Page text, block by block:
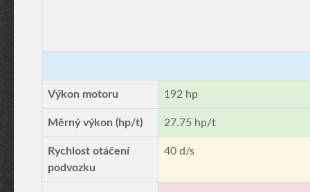
Výkon motoru 192 hp
Měrný výkon (hp/t) 27.75 hp/t
Rychlost otáčení
podvozku
40 d/s